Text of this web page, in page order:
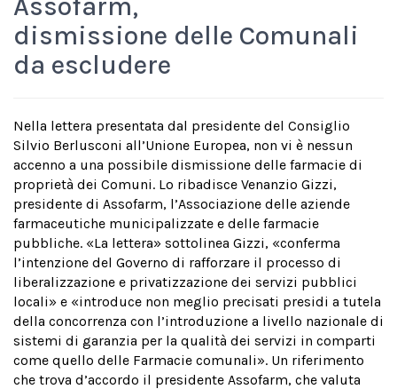
dismissione delle Comunali
da escludere
Nella lettera presentata dal presidente del Consiglio
Silvio Berlusconi all’Unione Europea, non vi è nessun
accenno a una possibile dismissione delle farmacie di
proprietà dei Comuni. Lo ribadisce Venanzio Gizzi,
presidente di Assofarm, l’Associazione delle aziende
farmaceutiche municipalizzate e delle farmacie
pubbliche. «La lettera» sottolinea Gizzi, «conferma
l’intenzione del Governo di rafforzare il processo di
liberalizzazione e privatizzazione dei servizi pubblici
locali» e «introduce non meglio precisati presidi a tutela
della concorrenza con l’introduzione a livello nazionale di
sistemi di garanzia per la qualità dei servizi in comparti
come quello delle Farmacie comunali». Un riferimento
che trova d’accordo il presidente Assofarm, che valuta